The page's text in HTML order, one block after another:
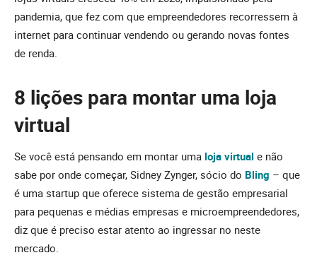
pandemia, que fez com que empreendedores recorressem à
internet para continuar vendendo ou gerando novas fontes
de renda.
8 lições para montar uma loja
virtual
Se você está pensando em montar uma loja virtual e não
sabe por onde começar, Sidney Zynger, sócio do Bling – que
é uma startup que oferece sistema de gestão empresarial
para pequenas e médias empresas e microempreendedores,
diz que é preciso estar atento ao ingressar no neste
mercado.